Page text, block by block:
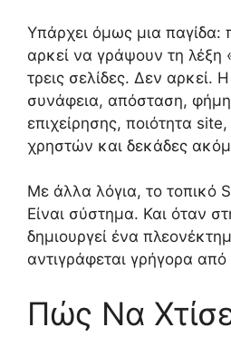
Υπάρχει όμως μια παγίδα:
αρκεί να γράψουν τη
τρεις σελίδες. Δεν αρκεί.
συνάφεια, απόσταση,
επιχείρησης, ποιότητα
χρηστών και δεκάδες
Με άλλα λόγια, το τοπικό
Είναι σύστημα. Και όταν
δημιουργεί ένα
αντιγράφεται γρήγορα
Πώς Να